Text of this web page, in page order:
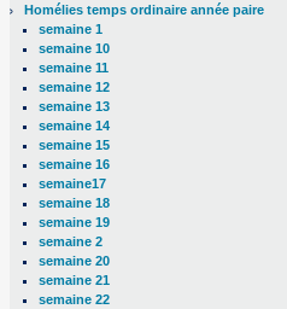
Homélies temps ordinaire année paire
semaine 1
semaine 10
semaine 11
semaine 12
semaine 13
semaine 14
semaine 15
semaine 16
semaine17
semaine 18
semaine 19
semaine 2
semaine 20
semaine 21
semaine 22